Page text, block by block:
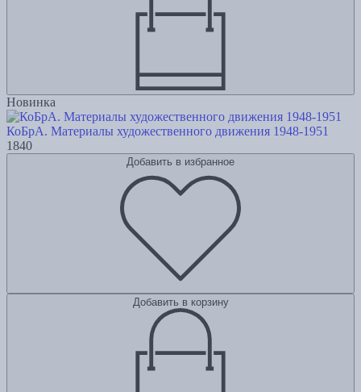
Новинка
КоБрА. Материалы художественного движения 1948-1951
1840
Добавить в избранное
Добавить в корзину